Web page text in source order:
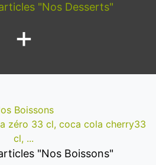
"Nos Desserts"
+
Boissons
zéro 33 cl, coca cola cherry33
cl, ...
"Nos Boissons"